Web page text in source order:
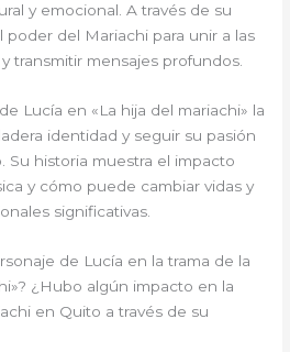
y emocional. A través de su
poder del Mariachi para unir a las
transmitir mensajes profundos.
Lucía en «La hija del mariachi» la
identidad y seguir su pasión
Su historia muestra el impacto
y cómo puede cambiar vidas y
significativas.
de Lucía en la trama de la
¿Hubo algún impacto en la
en Quito a través de su